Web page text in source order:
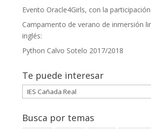
panel
panel
panel
panel
panel
Evento Oracle4Girls, con la
Campamento de verano de inmersión
inglés:
Python Calvo Sotelo 2017/2018
Te puede interesar
Te
puede
interesar
Busca por temas